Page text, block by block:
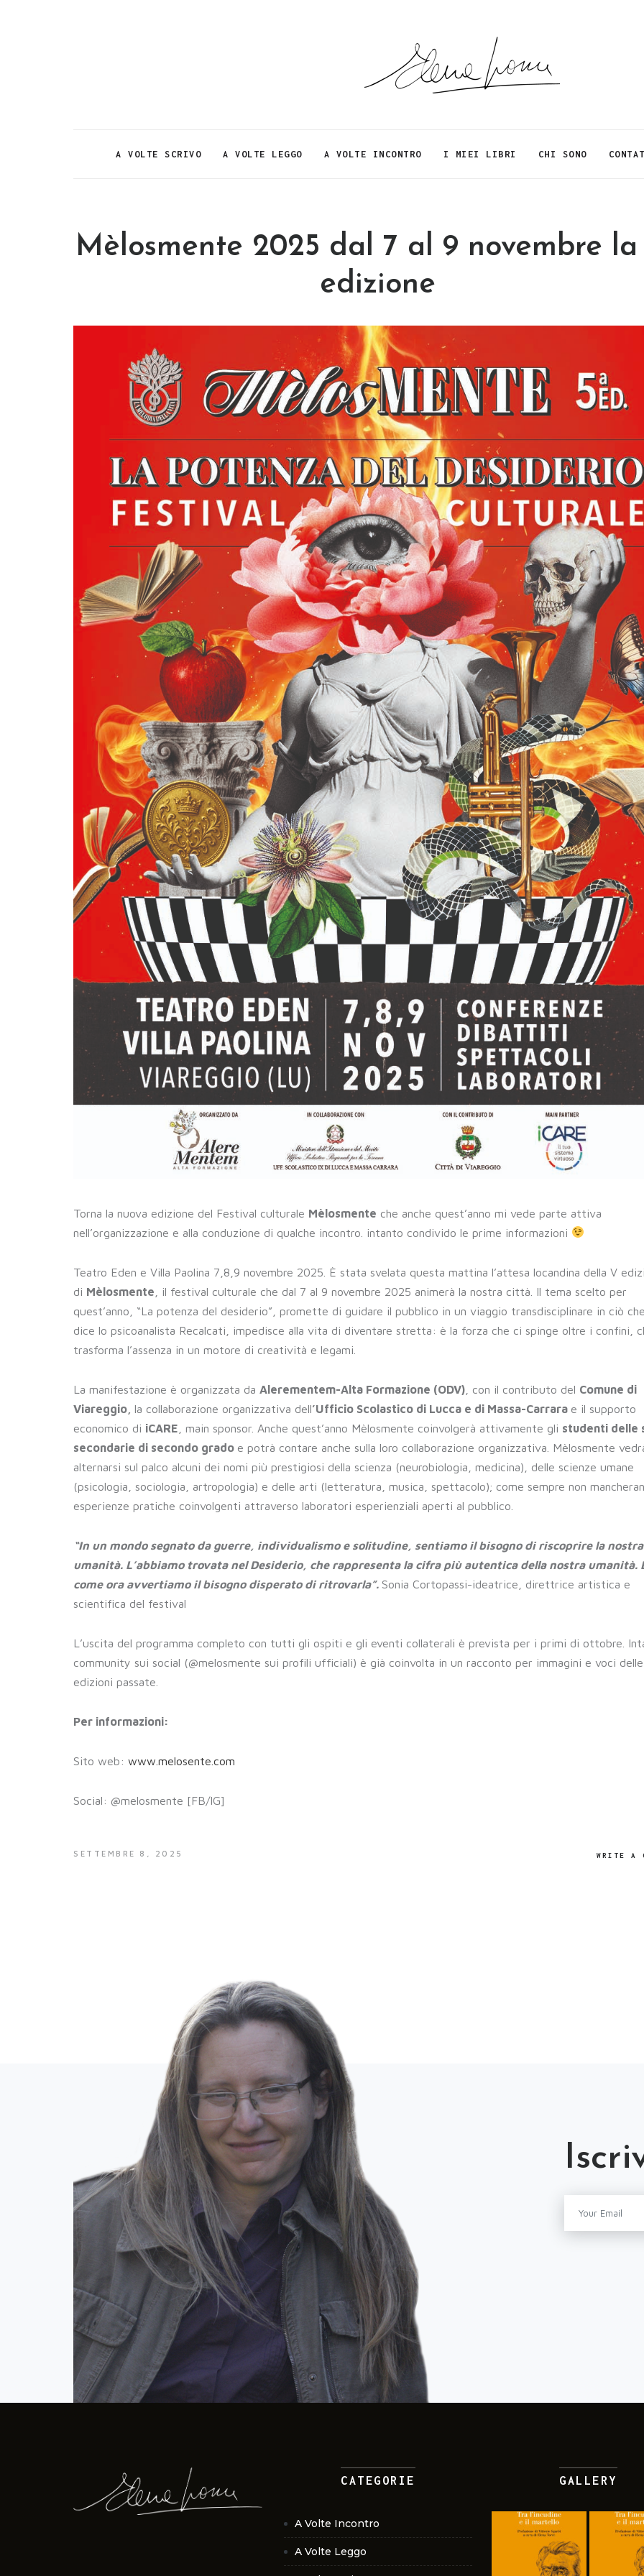
A VOLTE SCRIVO A VOLTE LEGGO A VOLTE INCONTRO I MIEI LIBRI CHI SONO
Mèlosmente 2025 dal 7 al 9 novembre la
edizione
Torna la nuova edizione del Festival culturale Mèlosmente che anche quest’anno mi vede parte attiva
nell’organizzazione e alla conduzione di qualche incontro. intanto condivido le prime informazioni
Teatro Eden e Villa Paolina 7,8,9 novembre 2025. È stata svelata questa mattina l’attesa locandina della V
di Mèlosmente , il festival culturale che dal 7 al 9 novembre 2025 animerà la nostra città. Il tema scelto per
quest’anno, “La potenza del desiderio”, promette di guidare il pubblico in un viaggio transdisciplinare in ciò
dice lo psicoanalista Recalcati, impedisce alla vita di diventare stretta: è la forza che ci spinge oltre i confini,
trasforma l’assenza in un motore di creatività e legami.
La manifestazione è organizzata da Alerementem-Alta Formazione (ODV) , con il contributo del Comune di
Viareggio, la collaborazione organizzativa dell’Ufficio Scolastico di Lucca e di Massa-Carrara e il supporto
economico di iCARE , main sponsor. Anche quest’anno Mèlosmente coinvolgerà attivamente gli studenti delle
secondarie di secondo grado e potrà contare anche sulla loro collaborazione organizzativa. Mèlosmente
alternarsi sul palco alcuni dei nomi più prestigiosi della scienza (neurobiologia, medicina), delle scienze umane
(psicologia, sociologia, artropologia) e delle arti (letteratura, musica, spettacolo); come sempre non
esperienze pratiche coinvolgenti attraverso laboratori esperienziali aperti al pubblico.
“In un mondo segnato da guerre, individualismo e solitudine, sentiamo il bisogno di riscoprire la nostra
umanità. L’abbiamo trovata nel Desiderio, che rappresenta la cifra più autentica della nostra umanità.
come ora avvertiamo il bisogno disperato di ritrovarla”. Sonia Cortopassi-ideatrice, direttrice artistica e
scientifica del festival
L’uscita del programma completo con tutti gli ospiti e gli eventi collaterali è prevista per i primi di ottobre.
community sui social (@melosmente sui profili ufficiali) è già coinvolta in un racconto per immagini e voci delle
edizioni passate.
Per informazioni:
Sito web: www.melosente.com
Social: @melosmente [FB/IG]
SETTEMBRE 8, 2025 WRITE A
CATEGORIE
A Volte Incontro
A Volte Leggo
GALLERY